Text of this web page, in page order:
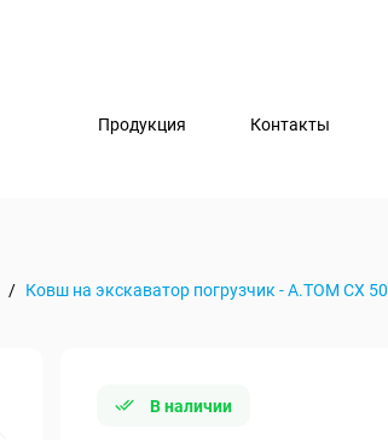
Продукция Контакты
/ Ковш на экскаватор погрузчик - А.ТОМ СХ 50
В наличии